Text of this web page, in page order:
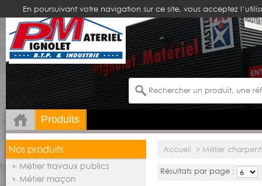
En poursuivant votre navigation sur ce site, vous acceptez
Produits
Accueil > Métier
Résultats par page :
Nos produits
Métier travaux publics
Métier maçon